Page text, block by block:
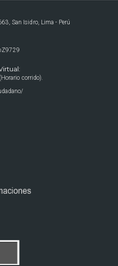
San Isidro, Lima - Perú
corrido).